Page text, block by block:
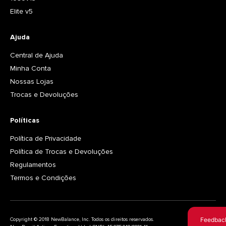
Elite v5
Ajuda
Central de Ajuda
Minha Conta
Nossas Lojas
Trocas e Devoluções
Políticas
Política de Privacidade
Política de Trocas e Devoluções
Regulamentos
Termos e Condições
Copyright © 2018 NewBalance, Inc. Todos os direitos reservados.